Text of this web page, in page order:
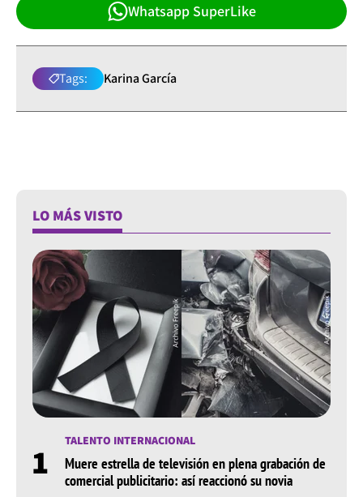
Whatsapp SuperLike
Tags: Karina García
LO MÁS VISTO
1 TALENTO INTERNACIONAL
Muere estrella de televisión en plena grabación de
comercial publicitario: así reaccionó su novia